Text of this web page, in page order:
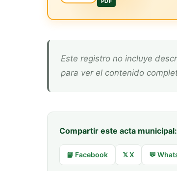
Este registro no incluye descripción adicional. Descarga el documento oficial arriba
para ver el contenido
Compartir este acta municipal:
📘 Facebook 𝕏 X 💬